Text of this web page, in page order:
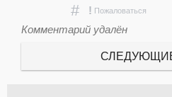
# ! Пожаловаться
Комментарий удалён